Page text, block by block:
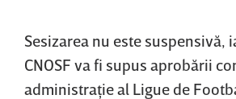
Sesizarea nu este suspensivă,
CNOSF va fi supus aprobării
administraţie al Ligue de